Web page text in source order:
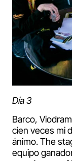
Día 3
Barco,
cien veces mi
ánimo. The
equipo